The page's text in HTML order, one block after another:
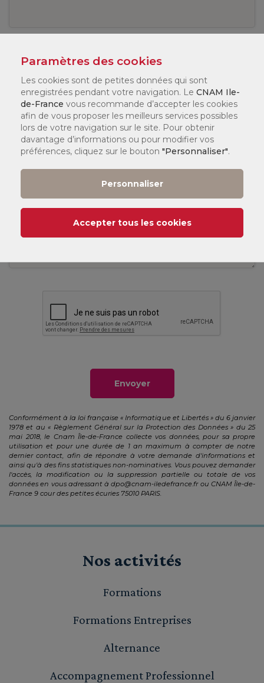
Message *
Envoyer
Conformément à la loi française « Informatique et Libertés » du 6 janvier
1978 et au « Règlement Général sur la Protection des Données » du 25
mai 2018, le Cnam Île-de-France collecte vos données, pour sa propre
utilisation et pour une durée de 1 an maximum à compter de notre
dernier contact, afin de répondre à votre demande d'informations et
ainsi qu'à des fins statistiques non-nominatives. Vous pouvez demander
l'accès, la modification ou la suppression partielle ou totale de vos
données en vous adressant àdpo@cnam-iledefrance.frou CNAM Île-de-
France 9 cour des petites écuries 75010 PARIS.
Nos activités
Formations
Formations Entreprises
Alternance
Accompagnement Professionnel
Paramètres des cookies
Les cookies sont de petites données qui sont
enregistrées pendant votre navigation. Le CNAM Ile-
de-France vous recommande d’accepter les cookies
afin de vous proposer les meilleurs services possibles
lors de votre navigation sur le site. Pour obtenir
davantage d’informations ou pour modifier vos
préférences, cliquez sur le bouton "Personnaliser".
Personnaliser
Accepter tous les cookies